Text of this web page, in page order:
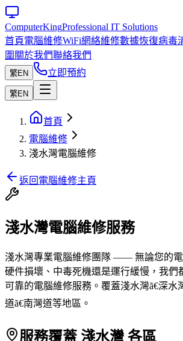
ComputerKingProfessional IT Solutions
首頁電腦維修WiFi網絡維修數據恢復病毒
圍 關於我們聯絡我們
繁EN 立即預約
繁EN
首頁
電腦維修
淺水灣電腦維修
返回電腦維修主頁
淺水灣電腦維修服務
淺水灣專業電腦維修團隊 —— 無論您的電
硬件損壞、中毒死機還是運行緩慢，我們
可靠的電腦維修服務。覆蓋淺水灣ã€深水
道ã€南灣道等地區。
服務覆蓋 淺水灣 各區